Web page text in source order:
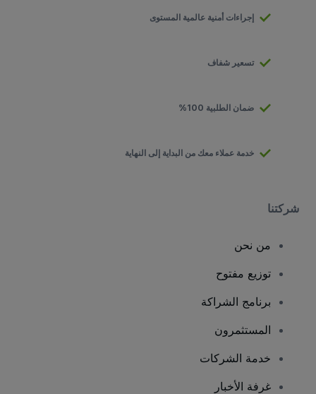
إجراءات أمنية عالمية المستوى
تسعير شفاف
ضمان الطلبية 100%
خدمة عملاء معك من البداية إلى النهاية
شركتنا
من نحن
توزيع مفتوح
برنامج الشراكة
المستثمرون
خدمة الشركات
غرفة الأخبار